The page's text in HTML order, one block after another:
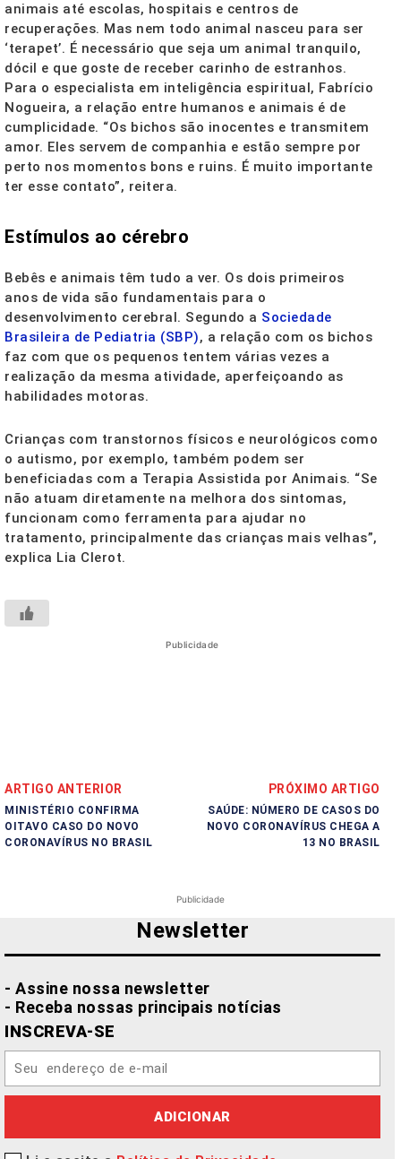
animais até escolas, hospitais e centros de
recuperações. Mas nem todo animal nasceu para ser
‘terapet’. É necessário que seja um animal tranquilo,
dócil e que goste de receber carinho de estranhos.
Para o especialista em inteligência espiritual, Fabrício
Nogueira, a relação entre humanos e animais é de
cumplicidade. “Os bichos são inocentes e transmitem
amor. Eles servem de companhia e estão sempre por
perto nos momentos bons e ruins. É muito importante
ter esse contato”, reitera.
Estímulos ao cérebro
Bebês e animais têm tudo a ver. Os dois primeiros
anos de vida são fundamentais para o
desenvolvimento cerebral. Segundo a Sociedade
Brasileira de Pediatria (SBP), a relação com os bichos
faz com que os pequenos tentem várias vezes a
realização da mesma atividade, aperfeiçoando as
habilidades motoras.
Crianças com transtornos físicos e neurológicos como
o autismo, por exemplo, também podem ser
beneficiadas com a Terapia Assistida por Animais. “Se
não atuam diretamente na melhora dos sintomas,
funcionam como ferramenta para ajudar no
tratamento, principalmente das crianças mais velhas”,
explica Lia Clerot.
Publicidade
ARTIGO ANTERIOR
MINISTÉRIO CONFIRMA
OITAVO CASO DO NOVO
CORONAVÍRUS NO BRASIL
PRÓXIMO ARTIGO
SAÚDE: NÚMERO DE CASOS DO
NOVO CORONAVÍRUS CHEGA A
13 NO BRASIL
Publicidade
Newsletter
- Assine nossa newsletter
- Receba nossas principais notícias
INSCREVA-SE
ADICIONAR